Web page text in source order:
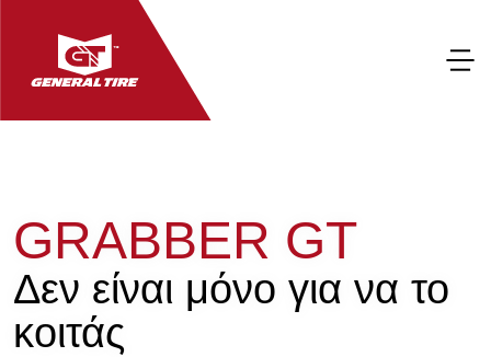
GRABBER GT
Δεν είναι μόνο για να το
κοιτάς